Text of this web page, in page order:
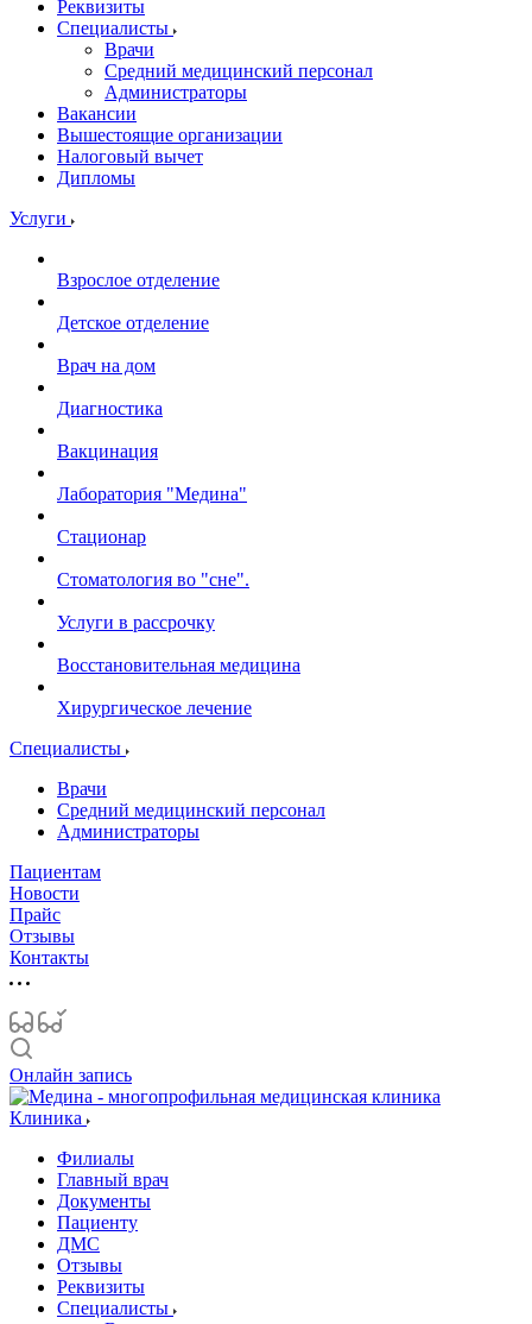
Реквизиты
Специалисты
Врачи
Средний медицинский персонал
Администраторы
Вакансии
Вышестоящие организации
Налоговый вычет
Дипломы
Услуги
Взрослое отделение
Детское отделение
Врач на дом
Диагностика
Вакцинация
Лаборатория "Медина"
Стационар
Стоматология во "сне".
Услуги в рассрочку
Восстановительная медицина
Хирургическое лечение
Специалисты
Врачи
Средний медицинский персонал
Администраторы
Пациентам
Новости
Прайс
Отзывы
Контакты
Онлайн запись
Клиника
Филиалы
Главный врач
Документы
Пациенту
ДМС
Отзывы
Реквизиты
Специалисты